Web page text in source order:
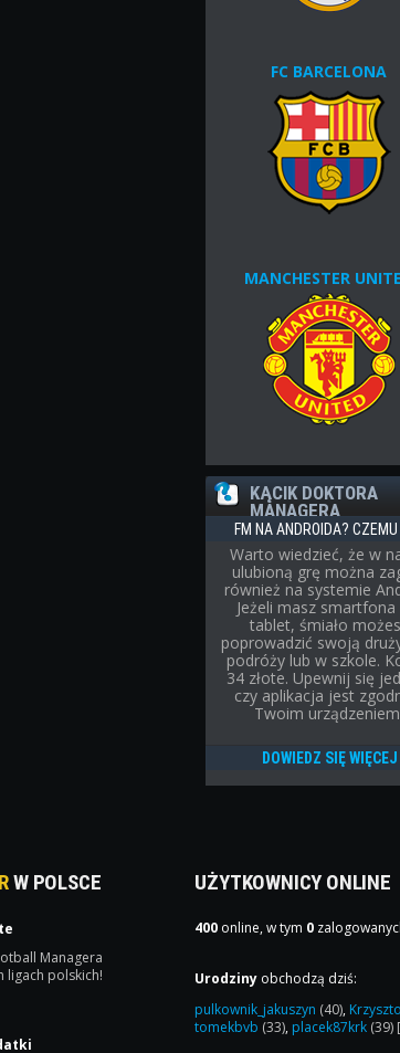
FC BARCELONA
MANCHESTER
KĄCIK DOKTORA
MANAGERA
FM NA ANDROIDA? CZEMU
Warto wiedzieć, że w
ulubioną grę można
również na systemie
Jeżeli masz smartfona
tablet, śmiało
poprowadzić swoją
podróży lub w szkole.
34 złote. Upewnij się
czy aplikacja jest
Twoim
DOWIEDZ SIĘ WIĘCEJ
W POLSCE
Managera
ligach polskich!
UŻYTKOWNICY ONLINE
400 online, w tym 0
Urodziny obchodzą dziś:
pulkownik_jakuszyn (40),
tomekbvb (33), placek87krk (39)